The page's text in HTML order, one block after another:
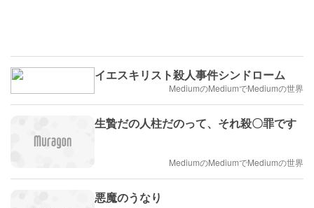
イエスキリスト殺人事件シンドローム
MediumのMediumでMediumの世界
生贄だの人柱だのって、それ殺〇罪です
MediumのMediumでMediumの世界
悪魔のうなり